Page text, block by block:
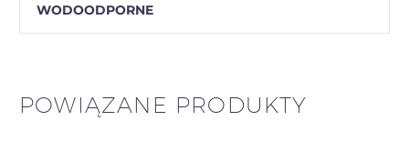
WODOODPORNE
POWIĄZANE PRODUKTY